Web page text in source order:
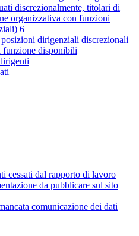
discrezionalmente, titolari di
organizzativa con funzioni
6
dirigenziali discrezionali
funzione disponibili
cessati dal rapporto di lavoro
da pubblicare sul sito
comunicazione dei dati